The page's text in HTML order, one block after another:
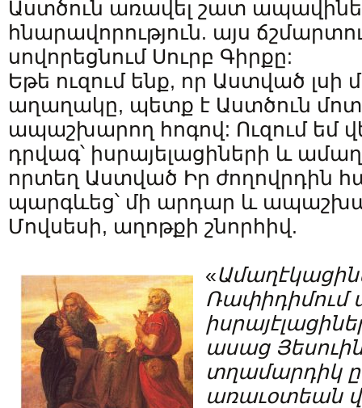
Աստծուն առավել շատ
հնարավորություն. այս
սովորեցնում Սուրբ Գիրքը:
Եթե ուզում ենք, որ Աստված լսի
աղաղակը, պետք է Աստծուն
ապաշխարող հոգով: Ուզում եմ
դրվագ՝ իսրայելացիների և
որտեղ Աստված Իր ժողովրդին
պարգևեց՝ մի արդար և
Մովսեսի, աղոթքի շնորհիվ.
«
Ռափիդիմում
ասաց
տղամարդիկ
առաւօտեան